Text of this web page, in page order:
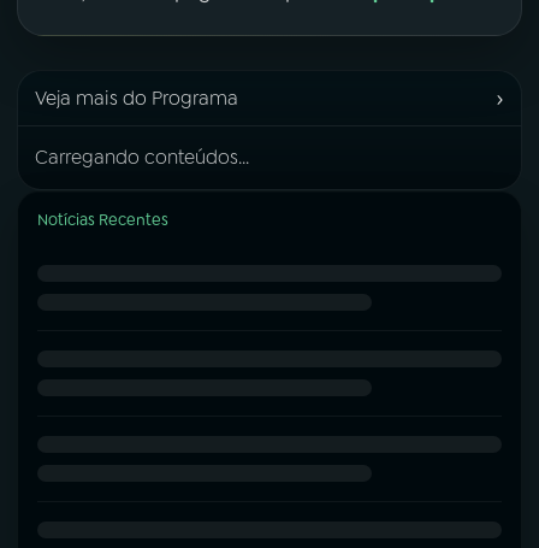
Veja mais do Programa ›
Carregando conteúdos...
Notícias Recentes